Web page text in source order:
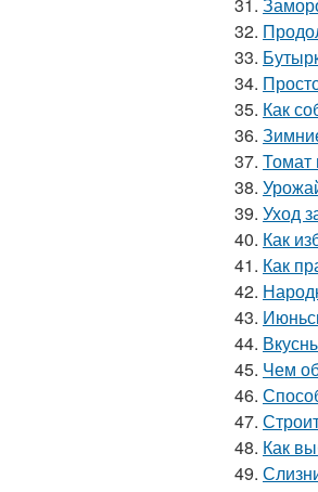
32.
33.
34.
35. Как
36.
37. Томат
38.
39. Уход
40. Как
41. Как
42.
43.
44.
45. Чем
46.
47.
48. Как
49.